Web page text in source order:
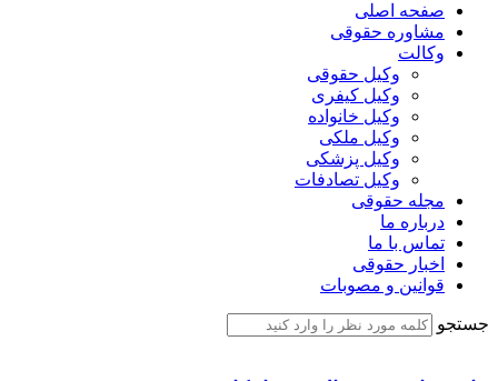
صفحه اصلی
مشاوره حقوقی
وکالت
وکیل حقوقی
وکیل کیفری
وکیل خانواده
وکیل ملکی
وکیل پزشکی
وکیل تصادفات
مجله حقوقی
درباره ما
تماس با ما
اخبار حقوقی
قوانین و مصوبات
جستجو